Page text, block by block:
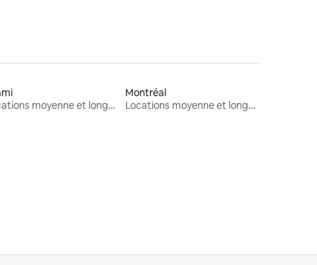
Locations moyenne et longue durée
Montréal
Locations moyenne et longue durée